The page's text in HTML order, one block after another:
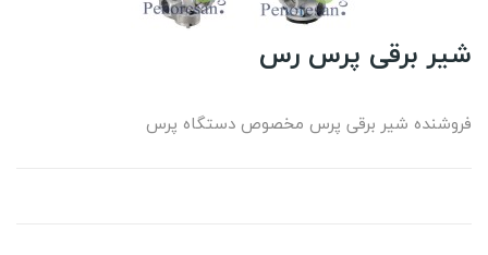
شیر برقی پرس رس
فروشنده شیر برقی پرس مخصوص دستگاه پرس